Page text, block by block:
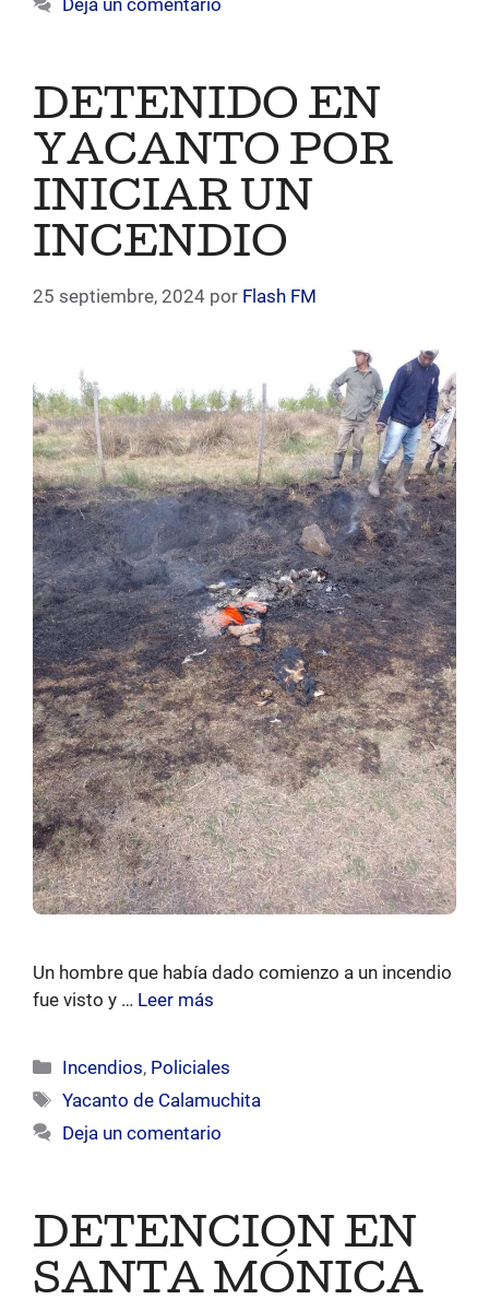
Deja un comentario
DETENIDO EN
YACANTO POR
INICIAR UN
INCENDIO
25 septiembre, 2024 por Flash FM
Un hombre que había dado comienzo a un incendio
fue visto y … Leer más
Categorías
Incendios, Policiales
Etiquetas
Yacanto de Calamuchita
Deja un comentario
DETENCION EN
SANTA MÓNICA